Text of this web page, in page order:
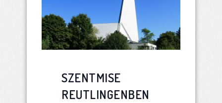
SZENTMISE
REUTLINGENBEN